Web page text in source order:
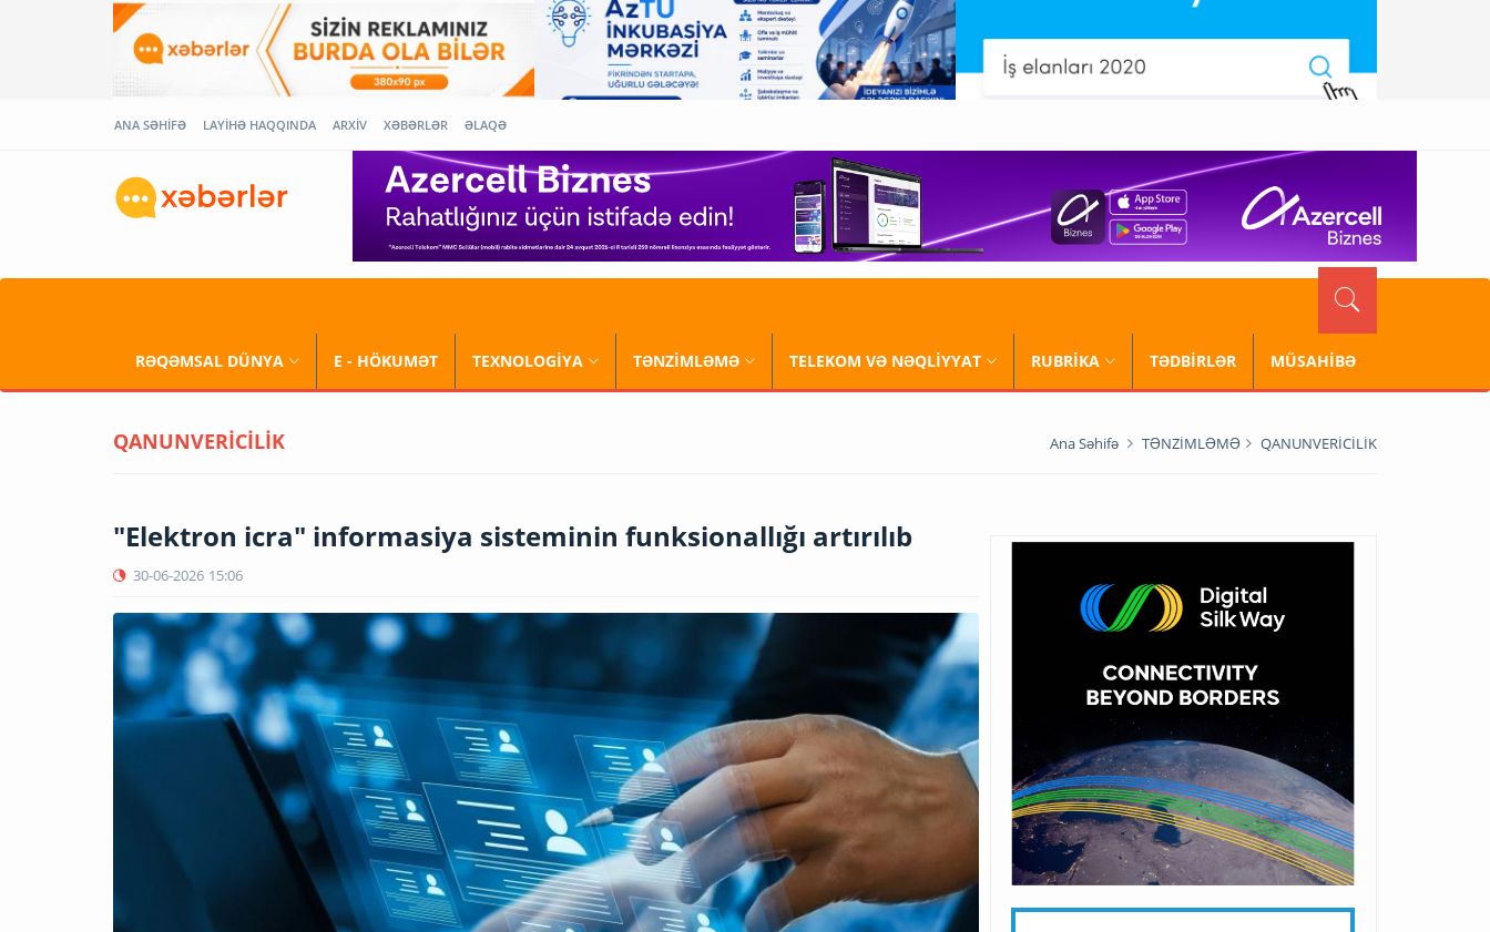
ANA SƏHİFƏ LAYİHƏ HAQQINDA ARXİV XƏBƏRLƏR ƏLAQƏ
RƏQƏMSAL DÜNYA E - HÖKUMƏT TEXNOLOGİYA TƏNZİMLƏMƏ TELEKOM VƏ NƏQLİYYAT RUBRİKA TƏDBİRLƏR MÜSAHİBƏ
QANUNVERİCİLİK Ana Səhifə TƏNZİMLƏMƏ QANUNVERİCİLİK
"Elektron icra" informasiya sisteminin funksionallığı artırılıb
30-06-2026 15:06